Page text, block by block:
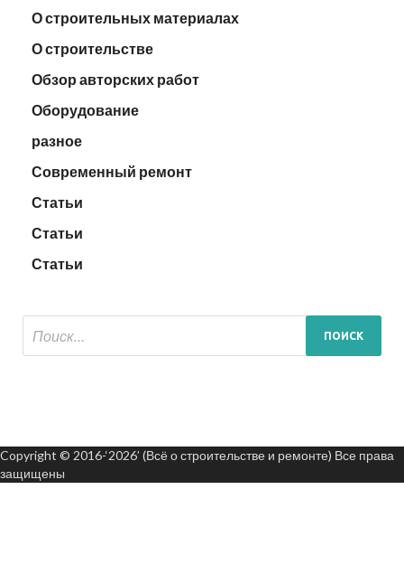
О строительных материалах
О строительстве
Обзор авторских работ
Оборудование
разное
Современный ремонт
Статьи
Статьи
Статьи
Copyright © 2016-‘2026’ (Всё о строительстве и ремонте) Все права
защищены